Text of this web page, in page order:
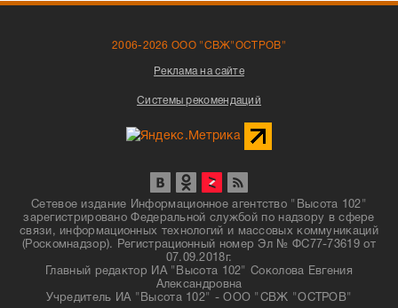
2006-2026 ООО "СВЖ"ОСТРОВ"
Реклама на сайте
Системы рекомендаций
Сетевое издание Информационное агентство "Высота 102"
зарегистрировано Федеральной службой по надзору в сфере
связи, информационных технологий и массовых коммуникаций
(Роскомнадзор). Регистрационный номер Эл № ФС77-73619 от
07.09.2018г.
Главный редактор ИА "Высота 102" Соколова Евгения
Александровна
Учредитель ИА "Высота 102" - ООО "СВЖ "ОСТРОВ"